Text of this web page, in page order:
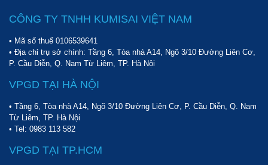
CÔNG TY TNHH KUMISAI VIỆT NAM
• Mã số thuế 0106539641
• Địa chỉ trụ sở chính: Tầng 6, Tòa nhà A14, Ngõ 3/10 Đường Liên Cơ,
P. Cầu Diễn, Q. Nam Từ Liêm, TP. Hà Nội
VPGD TẠI HÀ NỘI
• Tầng 6, Tòa nhà A14, Ngõ 3/10 Đường Liên Cơ, P. Cầu Diễn, Q. Nam
Từ Liêm, TP. Hà Nội
• Tel: 0983 113 582
VPGD TẠI TP.HCM